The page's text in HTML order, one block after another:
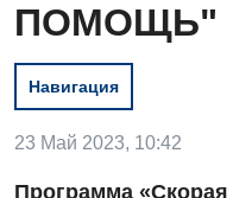
ПОМОЩЬ"
Навигация
23 Май 2023, 10:42
Программа